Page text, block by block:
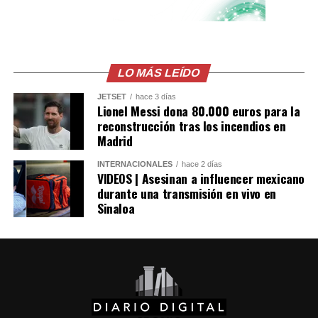
LO MÁS LEÍDO
JETSET hace 3 días
Lionel Messi dona 80.000 euros para la
reconstrucción tras los incendios en
Madrid
INTERNACIONALES hace 2 días
VIDEOS | Asesinan a influencer mexicano
durante una transmisión en vivo en
Sinaloa